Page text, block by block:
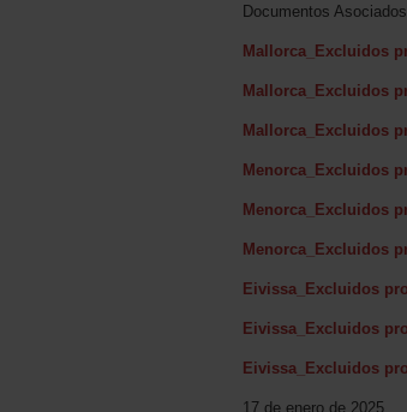
Documentos Asociados
Mallorca_Excluidos
Mallorca_Excluidos
Mallorca_Excluidos
Menorca_Excluidos
Menorca_Excluidos
Menorca_Excluidos
Eivissa_Excluidos
Eivissa_Excluidos
Eivissa_Excluidos
17 de enero de 2025